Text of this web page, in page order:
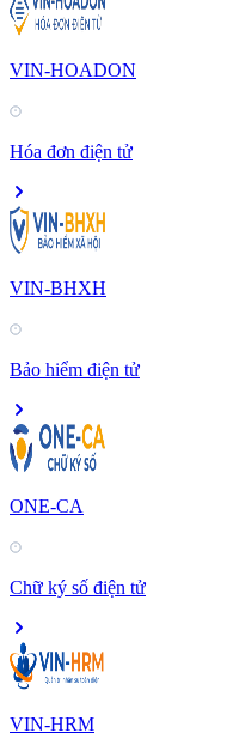
VIN-HOADON
Hóa đơn điện tử
VIN-BHXH
Bảo hiểm điện tử
ONE-CA
Chữ ký số điện tử
VIN-HRM